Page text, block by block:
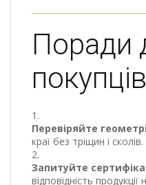
Поради
покупців
Перевіряйте
краї без тріщин і сколів.
Запитуйте
відповідність